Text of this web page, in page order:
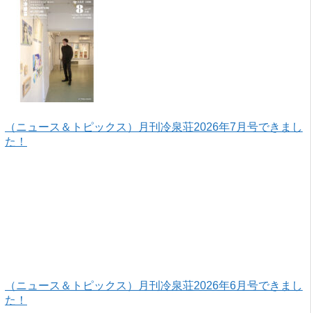
（ニュース＆トピックス）月刊冷泉荘2026年7月号できまし
た！
（ニュース＆トピックス）月刊冷泉荘2026年6月号できまし
た！